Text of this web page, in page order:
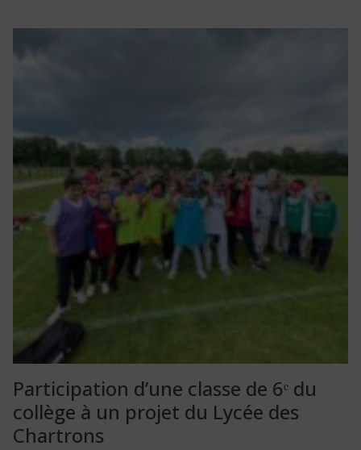
Participation d’une classe de 6ᵉ du
collège à un projet du Lycée des
Chartrons